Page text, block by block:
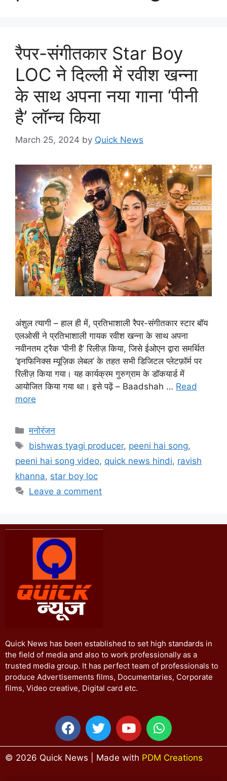
रैपर-संगीतकार Star Boy
LOC ने दिल्ली में रवीश खन्ना
के साथ अपना नया गाना ‘पीनी
है’ लॉन्च किया
March 25, 2024 by Quick News
अंशुल त्यागी – हाल ही में, प्रतिभाशाली रैपर-संगीतकार स्टार बॉय
एलओसी ने प्रतिभाशाली गायक रवीश खन्ना के साथ अपना
नवीनतम ट्रैक ‘पीनी है’ रिलीज़ किया, जिसे ईओएन द्वारा समर्थित
‘इनफिनिक्स म्यूज़िक लेबल’ के तहत सभी डिजिटल प्लेटफ़ॉर्म पर
रिलीज़ किया गया। यह कार्यक्रम गुरुग्राम के डॉकयार्ड में
आयोजित किया गया था। इसे पढ़ें – Baadshah … Read
more
मनोरंजन
bishwas tyagi producer, peeni hai song,
peeni hai song video, quick news hindi, ravish
khanna, star boy loc
Leave a comment
Quick News has been established to set high standards in
the field of media and also to work professionally as a
trusted media group. It has perfect team of professionals to
produce Advertisements films, Documentaries, Corporate
films, Video creative, Digital card etc.
© 2026 Quick News | Made with PDM Creations